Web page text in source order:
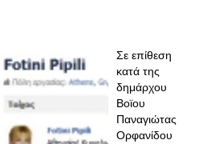
Σε επίθεση
κατά της
δημάρχου
Βοϊου
Παναγιώτας
Ορφανίδου